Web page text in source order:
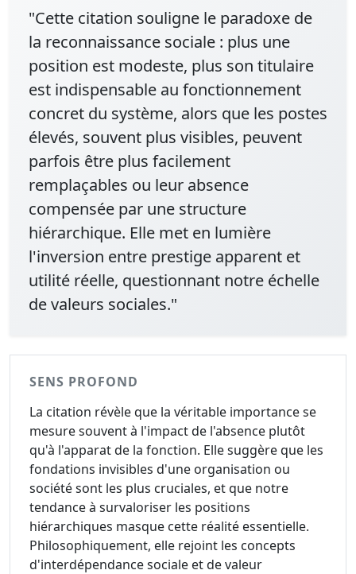
"Cette citation souligne le paradoxe de
la reconnaissance sociale : plus une
position est modeste, plus son titulaire
est indispensable au fonctionnement
concret du système, alors que les postes
élevés, souvent plus visibles, peuvent
parfois être plus facilement
remplaçables ou leur absence
compensée par une structure
hiérarchique. Elle met en lumière
l'inversion entre prestige apparent et
utilité réelle, questionnant notre échelle
de valeurs sociales."
SENS PROFOND
La citation révèle que la véritable importance se
mesure souvent à l'impact de l'absence plutôt
qu'à l'apparat de la fonction. Elle suggère que les
fondations invisibles d'une organisation ou
société sont les plus cruciales, et que notre
tendance à survaloriser les positions
hiérarchiques masque cette réalité essentielle.
Philosophiquement, elle rejoint les concepts
d'interdépendance sociale et de valeur